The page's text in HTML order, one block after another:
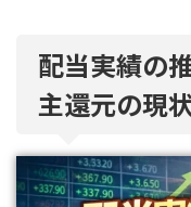
配当実績の
主還元の現